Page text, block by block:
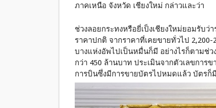
ภาคเหนือ จังหวัด เชียงใหม่ กล่าวและว่า
ช่วงลอยกระทงหรือยี่เป็งเชียงใหม่ยอมรับ
ราคาปกติ จากราคาที่เคยขายทั่วไป
บางแห่งอัพไปเป็นหมื่นก็มี อย่างไรก็ตามช่ว
กว่า 450 ล้านบาท ประเมินจากตัวเลขกา
การบินซึ่งมีการขายบัตรไปหมดแล้ว บัตร